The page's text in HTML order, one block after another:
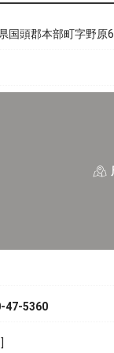
国頭郡本部町字野原
47-5360